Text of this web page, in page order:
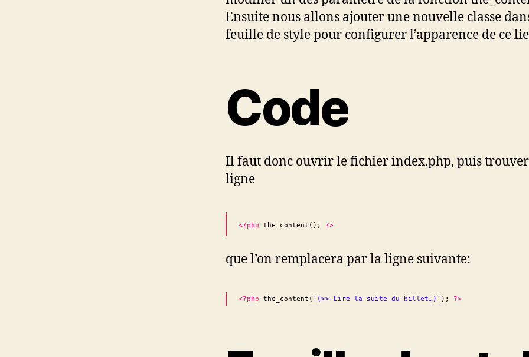
Ensuite nous allons ajouter une nouvelle classe
feuille de style pour configurer l’apparence de ce
Code
Il faut donc ouvrir le fichier index.php, puis
ligne
<?php the_content( ); ?>
que l’on remplacera par la ligne suivante:
<?php the_content( ‘(>> Lire la suite du billet…)’ ); ?>